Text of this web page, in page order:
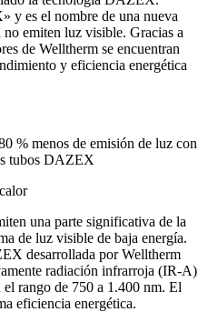
es el nombre de una nueva
no emiten luz visible. Gracias a
de Welltherm se encuentran
y eficiencia energética
% menos de emisión de luz con
tubos DAZEX
una parte significativa de la
de luz visible de baja energía.
desarrollada por Welltherm
radiación infrarroja (IR-A)
rango de 750 a 1.400 nm. El
eficiencia energética.